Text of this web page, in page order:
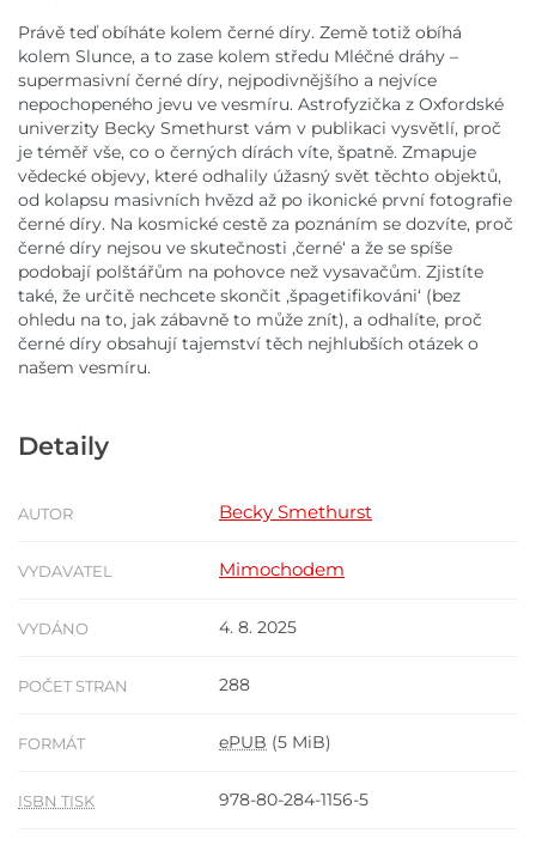
Právě teď obíháte kolem černé díry. Země totiž obíhá
kolem Slunce, a to zase kolem středu Mléčné dráhy –
supermasivní černé díry, nejpodivnějšího a nejvíce
nepochopeného jevu ve vesmíru. Astrofyzička z Oxfordské
univerzity Becky Smethurst vám v publikaci vysvětlí, proč
je téměř vše, co o černých dírách víte, špatně. Zmapuje
vědecké objevy, které odhalily úžasný svět těchto objektů,
od kolapsu masivních hvězd až po ikonické první fotografie
černé díry. Na kosmické cestě za poznáním se dozvíte, proč
černé díry nejsou ve skutečnosti ,černé‘ a že se spíše
podobají polštářům na pohovce než vysavačům. Zjistíte
také, že určitě nechcete skončit ,špagetifikováni‘ (bez
ohledu na to, jak zábavně to může znít), a odhalíte, proč
černé díry obsahují tajemství těch nejhlubších otázek o
našem vesmíru.
Detaily
AUTOR Becky Smethurst
VYDAVATEL Mimochodem
VYDÁNO 4. 8. 2025
POČET STRAN 288
FORMÁT ePUB (5 MiB)
ISBN TISK 978-80-284-1156-5